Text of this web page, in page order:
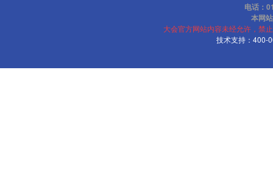
电话：
本网
大会官方网站内容未经允许，禁
技术支持：400-